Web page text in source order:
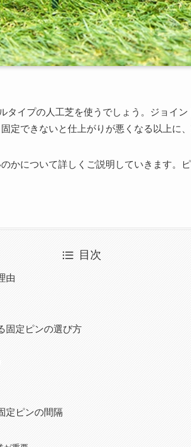
イプの人工芝を使うでしょう。ジョイ
定できないと仕上がりが悪くなる以上に
かについて詳しくご説明していきます。
目次
由
固定ピンの選び方
定ピンの間隔